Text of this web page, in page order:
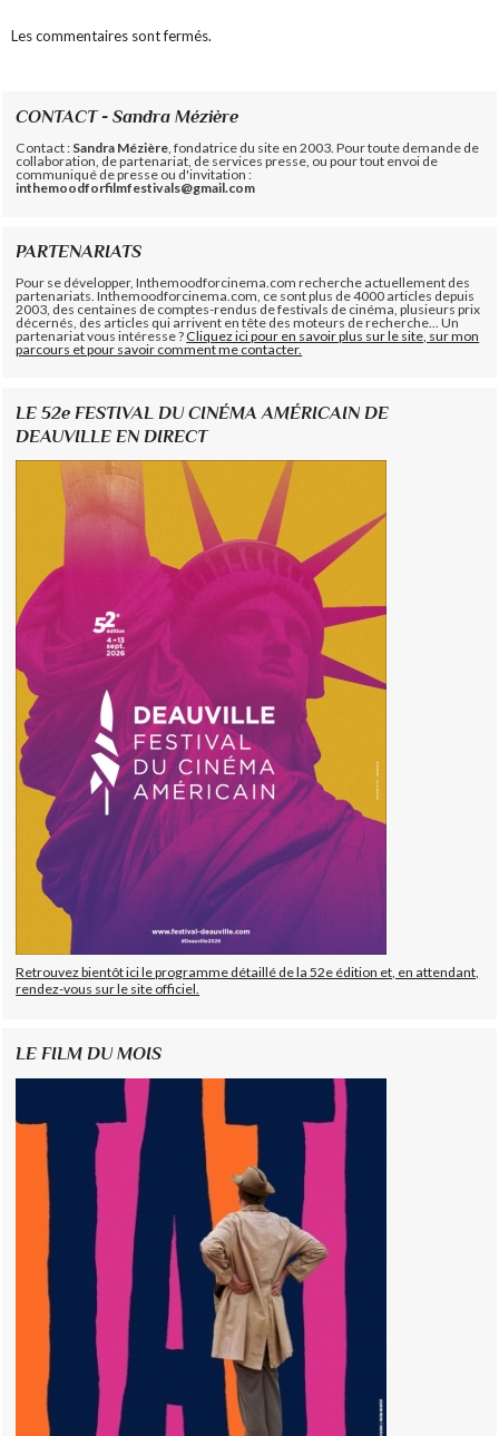
Les commentaires sont fermés.
CONTACT - Sandra Mézière
Contact : Sandra Mézière , fondatrice du site en 2003. Pour toute demande de
collaboration, de partenariat, de services presse, ou pour tout envoi de
communiqué de presse ou d'invitation :
inthemoodforfilmfestivals@gmail.com
PARTENARIATS
Pour se développer, Inthemoodforcinema.com recherche actuellement des
partenariats. Inthemoodforcinema.com, ce sont plus de 4000 articles depuis
2003, des centaines de comptes-rendus de festivals de cinéma, plusieurs prix
décernés, des articles qui arrivent en tête des moteurs de recherche... Un
partenariat vous intéresse ?Cliquez ici pour en savoir plus sur le site, sur mon
parcours et pour savoir comment me contacter.
LE 52e FESTIVAL DU CINÉMA AMÉRICAIN DE
DEAUVILLE EN DIRECT
Retrouvez bientôt ici le programme détaillé de la 52e édition et, en attendant,
rendez-vous sur le site officiel.
LE FILM DU MOIS